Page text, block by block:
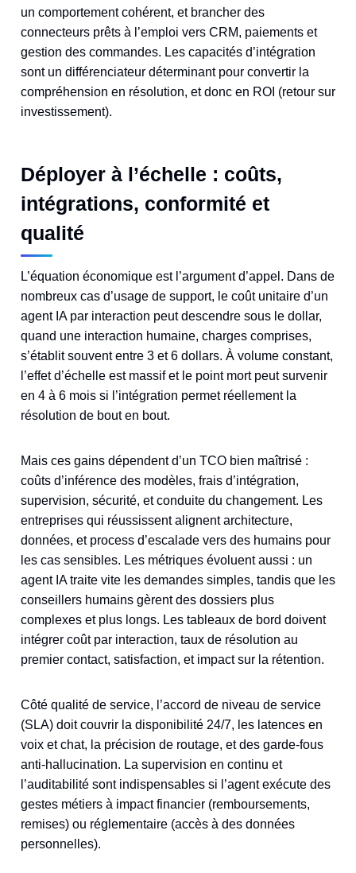
un comportement cohérent, et brancher des
connecteurs prêts à l’emploi vers CRM, paiements et
gestion des commandes. Les capacités d’intégration
sont un différenciateur déterminant pour convertir la
compréhension en résolution, et donc en ROI (retour sur
investissement).
Déployer à l’échelle : coûts,
intégrations, conformité et
qualité
L’équation économique est l’argument d’appel. Dans de
nombreux cas d’usage de support, le coût unitaire d’un
agent IA par interaction peut descendre sous le dollar,
quand une interaction humaine, charges comprises,
s’établit souvent entre 3 et 6 dollars. À volume constant,
l’effet d’échelle est massif et le point mort peut survenir
en 4 à 6 mois si l’intégration permet réellement la
résolution de bout en bout.
Mais ces gains dépendent d’un TCO bien maîtrisé :
coûts d’inférence des modèles, frais d’intégration,
supervision, sécurité, et conduite du changement. Les
entreprises qui réussissent alignent architecture,
données, et process d’escalade vers des humains pour
les cas sensibles. Les métriques évoluent aussi : un
agent IA traite vite les demandes simples, tandis que les
conseillers humains gèrent des dossiers plus
complexes et plus longs. Les tableaux de bord doivent
intégrer coût par interaction, taux de résolution au
premier contact, satisfaction, et impact sur la rétention.
Côté qualité de service, l’accord de niveau de service
(SLA) doit couvrir la disponibilité 24/7, les latences en
voix et chat, la précision de routage, et des garde‑fous
anti‑hallucination. La supervision en continu et
l’auditabilité sont indispensables si l’agent exécute des
gestes métiers à impact financier (remboursements,
remises) ou réglementaire (accès à des données
personnelles).